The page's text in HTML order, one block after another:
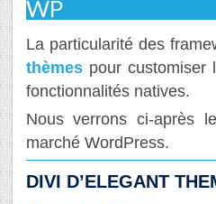
WP
La particularité des
thèmespour customiser
fonctionnalités natives.
Nous verrons ci-après
marché WordPress.
DIVI D’ELEGANT